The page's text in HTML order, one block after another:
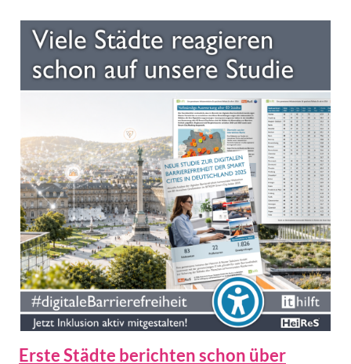
Erste Städte berichten schon über